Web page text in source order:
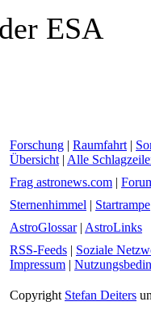
ESA
Forschung | Raumfahrt |
Übersicht | Alle
Frag astronews.com |
Sternenhimmel | Startrampe
AstroGlossar| AstroLinks
RSS-Feeds | Soziale
Impressum |
Copyright Stefan Deiters